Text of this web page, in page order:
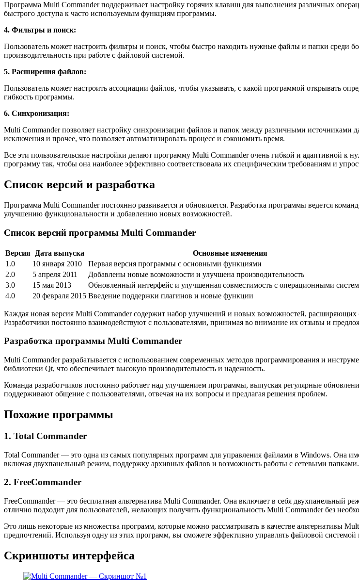
Программа Multi Commander поддерживает настройку горячих клавиш для выполнения различных
быстрого доступа к часто используемым функциям программы.
4. Фильтры и поиск:
Пользователь может настроить фильтры и поиск, чтобы быстро находить нужные файлы и папки среди
производительность при работе с файловой системой.
5. Расширения файлов:
Пользователь может настроить ассоциации файлов, чтобы указывать, с какой программой открывать
гибкость программы.
6. Синхронизация:
Multi Commander позволяет настройку синхронизации файлов и папок между различными источниками
исключения и прочее, что позволяет автоматизировать процесс и сэкономить время.
Все эти пользовательские настройки делают программу Multi Commander очень гибкой и адаптивной к
программу так, чтобы она наиболее эффективно соответствовала их специфическим требованиям и
Список версий и разработка
Программа Multi Commander постоянно развивается и обновляется. Разработка программы ведется
улучшению функциональности и добавлению новых возможностей.
Список версий программы Multi Commander
Версия Дата выпуска
Основные изменения
1.0
10 января 2010
Первая версия программы с основными функциями
2.0
5 апреля 2011
Добавлены новые возможности и улучшена производительность
3.0
15 мая 2013
Обновленный интерфейс и улучшенная совместимость с операционными
4.0
20 февраля 2015 Введение поддержки плагинов и новые функции
Каждая новая версия Multi Commander содержит набор улучшений и новых возможностей,
Разработчики постоянно взаимодействуют с пользователями, принимая во внимание их отзывы и
Разработка программы Multi Commander
Multi Commander разрабатывается с использованием современных методов программирования и
библиотеки Qt, что обеспечивает высокую производительность и надежность.
Команда разработчиков постоянно работает над улучшением программы, выпуская регулярные
поддерживают общение с пользователями, отвечая на их вопросы и предлагая решения проблем.
Похожие программы
1. Total Commander
Total Commander — это одна из самых популярных программ для управления файлами в Windows. Она
включая двухпанельный режим, поддержку архивных файлов и возможность работы с сетевыми папками.
2. FreeCommander
FreeCommander — это бесплатная альтернатива Multi Commander. Она включает в себя двухпанельный
отлично подходит для пользователей, желающих получить функциональность Multi Commander без
Это лишь некоторые из множества программ, которые можно рассматривать в качестве альтернативы
предпочтений. Используя одну из этих программ, вы сможете эффективно управлять файловой
Скриншоты интерфейса